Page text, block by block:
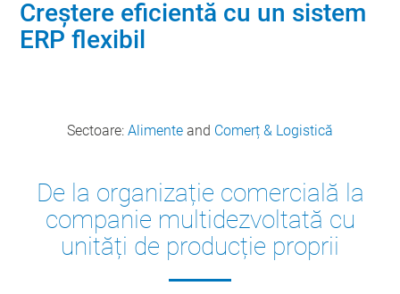
Creștere eficientă cu un sistem
ERP flexibil
Sectoare: Alimente and Comerț & Logistică
De la organizație comercială la
companie multidezvoltată cu
unități de producție proprii